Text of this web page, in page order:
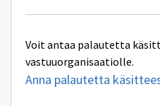
Voit antaa palautetta
vastuuorganisaatiolle.
Anna palautetta